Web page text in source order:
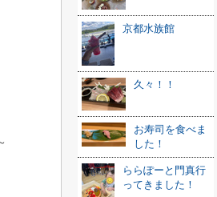
京都水族館
久々！！
お寿司を食べま
した！
ららぽーと門真行
ってきました！